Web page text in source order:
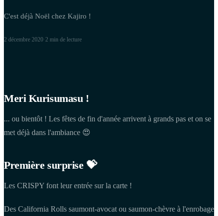
C'est déjà Noël chez Kajiro !
2 décembre 2020 2 min de lecture
Meri Kurisumasu !
... ou bientôt ! Les fêtes de fin d'année arrivent à grands pas et on se
met déjà dans l'ambiance 😍
Première surprise 💝
Les CRISPY font leur entrée sur la carte !
Des California Rolls saumont-avocat ou saumon-chèvre à l'enrobage